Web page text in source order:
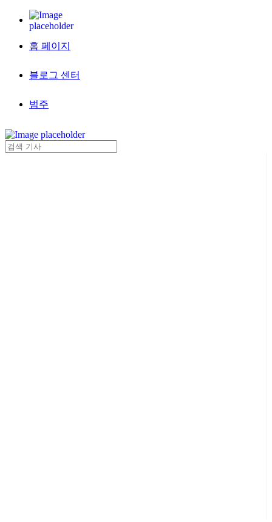
홈 페이지
블로그 센터
범주